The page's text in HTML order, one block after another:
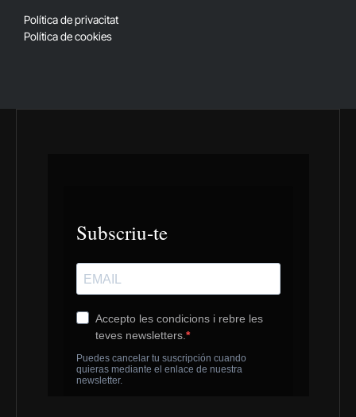
Política de privacitat
Política de cookies